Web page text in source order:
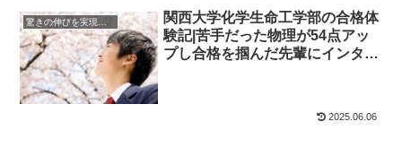
関西大学化学生命工学部の合格体
験記|苦手だった物理が54点アッ
プし合格を掴んだ先輩にインタビ
2025.06.06